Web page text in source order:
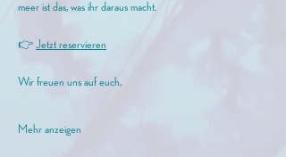
meer ist das, was ihr daraus macht.
👉 Jetzt reservieren
Wir freuen uns auf euch,
Mehr anzeigen